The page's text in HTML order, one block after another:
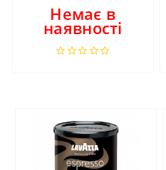
Немає в
наявності